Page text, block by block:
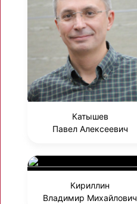
Катышев
Павел Алексеевич
Кириллин
Владимир Михайлович